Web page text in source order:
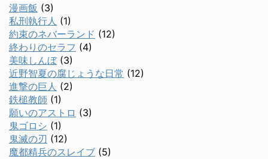
漫画飯 (3)
私刑執行人 (1)
約束のネバーランド (12)
終わりのセラフ (4)
美味しんぼ(3)
近野智夏の腐じょうな日常 (12)
進撃の巨人 (2)
鉄槌教師 (1)
願いのアストロ (3)
鬼ゴロシ (1)
鬼滅の刃 (12)
魔都精兵のスレイブ (5)